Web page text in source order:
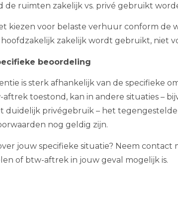
de ruimten zakelijk vs. privé gebruikt
kiezen voor belaste verhuur conform de
zakelijk wordt gebruikt, niet
beoordeling
is sterk afhankelijk van de specifieke
toestond, kan in andere situaties –
duidelijk privégebruik – het
nog geldig zijn.
jouw specifieke situatie? Neem contact
of btw-aftrek in jouw geval mogelijk is.